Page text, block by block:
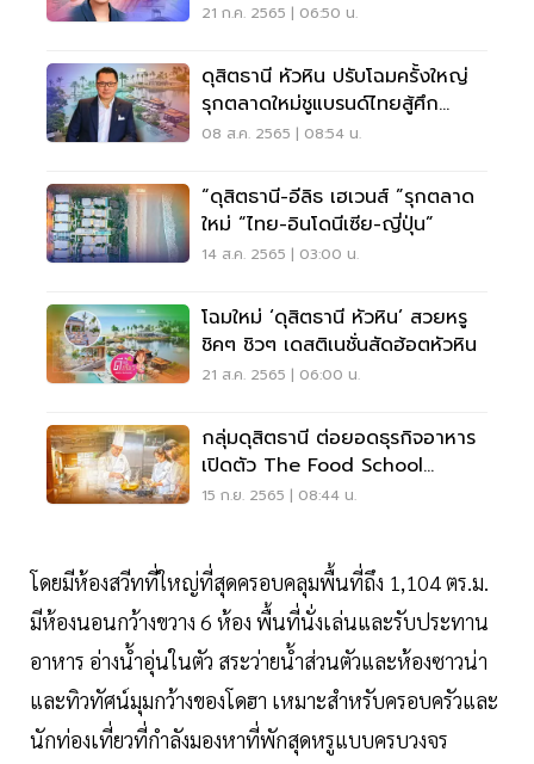
21 ก.ค. 2565 | 06:50 น.
ดุสิตธานี หัวหิน ปรับโฉมครั้งใหญ่
รุกตลาดใหม่ชูแบรนด์ไทยสู้ศึก
อินเตอร์เชน
08 ส.ค. 2565 | 08:54 น.
“ดุสิตธานี-อีลิธ เฮเวนส์ ”รุกตลาด
ใหม่ “ไทย-อินโดนีเซีย-ญี่ปุ่น”
14 ส.ค. 2565 | 03:00 น.
โฉมใหม่ ‘ดุสิตธานี หัวหิน’ สวยหรู
ชิคๆ ชิวๆ เดสติเนชั่นสัดฮ้อตหัวหิน
21 ส.ค. 2565 | 06:00 น.
กลุ่มดุสิตธานี ต่อยอดธุรกิจอาหาร
เปิดตัว The Food School
Bangkok
15 ก.ย. 2565 | 08:44 น.
โดยมีห้องสวีทที่ใหญ่ที่สุดครอบคลุมพื้นที่ถึง 1,104 ตร.ม.
มีห้องนอนกว้างขวาง 6 ห้อง พื้นที่นั่งเล่นและรับประทาน
อาหาร อ่างน้ำอุ่นในตัว สระว่ายน้ำส่วนตัวและห้องซาวน่า
และทิวทัศน์มุมกว้างของโดฮา เหมาะสำหรับครอบครัวและ
นักท่องเที่ยวที่กำลังมองหาที่พักสุดหรูแบบครบวงจร